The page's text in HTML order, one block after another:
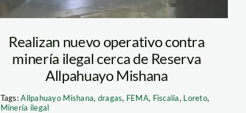
Realizan nuevo operativo contra
minería ilegal cerca de Reserva
Allpahuayo Mishana
Tags:Allpahuayo Mishana, dragas, FEMA, Fiscalía, Loreto,
Minería ilegal